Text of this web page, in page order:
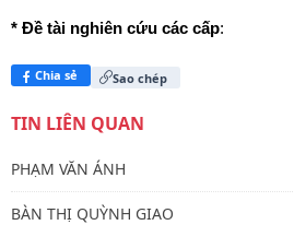
* Đề tài nghiên cứu các cấp:
Chia sẻ Sao chép
TIN LIÊN QUAN
PHẠM VĂN ÁNH
BÀN THỊ QUỲNH GIAO